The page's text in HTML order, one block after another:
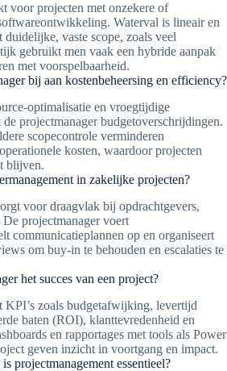
voor projecten met onzekere of
Waterval is lineair en
duidelijke, vaste scope, zoals veel
gebruikt men vaak een hybride aanpak
met voorspelbaarheid.
bij aan kostenbeheersing en efficiency?
optimalisatie en vroegtijdige
projectmanager budgetoverschrijdingen.
scopecontrole verminderen
kosten, waardoor projecten
blijven.
in zakelijke projecten?
voor draagvlak bij opdrachtgevers,
projectmanager voert
communicatieplannen op en organiseert
om buy-in te behouden en escalaties te
het succes van een project?
KPI’s zoals budgetafwijking, levertijd
baten (ROI), klanttevredenheid en
en rapportages met tools als Power
geven inzicht in voortgang en impact.
projectmanagement essentieel?